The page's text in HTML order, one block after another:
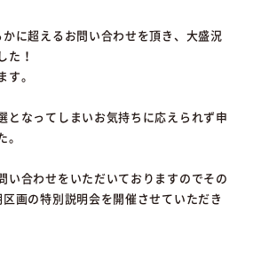
に超えるお問い合わせを頂き、大盛況
た！
。
となってしまいお気持ちに応えられず申
い合わせをいただいておりますのでその
画の特別説明会を開催させていただき